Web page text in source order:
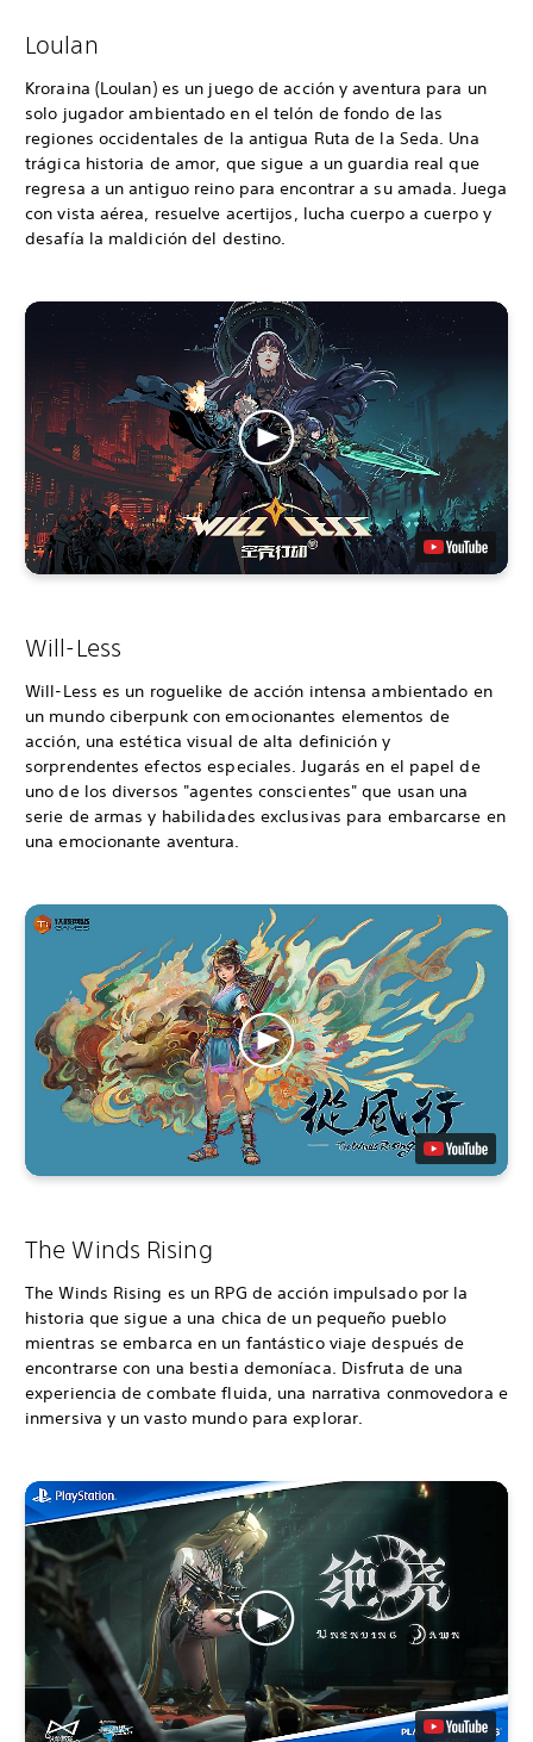
Loulan
Kroraina (Loulan) es un juego de acción y aventura para un
solo jugador ambientado en el telón de fondo de las
regiones occidentales de la antigua Ruta de la Seda. Una
trágica historia de amor, que sigue a un guardia real que
regresa a un antiguo reino para encontrar a su amada. Juega
con vista aérea, resuelve acertijos, lucha cuerpo a cuerpo y
desafía la maldición del destino.
Will-Less
Will-Less es un roguelike de acción intensa ambientado en
un mundo ciberpunk con emocionantes elementos de
acción, una estética visual de alta definición y
sorprendentes efectos especiales. Jugarás en el papel de
uno de los diversos "agentes conscientes" que usan una
serie de armas y habilidades exclusivas para embarcarse en
una emocionante aventura.
The Winds Rising
The Winds Rising es un RPG de acción impulsado por la
historia que sigue a una chica de un pequeño pueblo
mientras se embarca en un fantástico viaje después de
encontrarse con una bestia demoníaca. Disfruta de una
experiencia de combate fluida, una narrativa conmovedora e
inmersiva y un vasto mundo para explorar.